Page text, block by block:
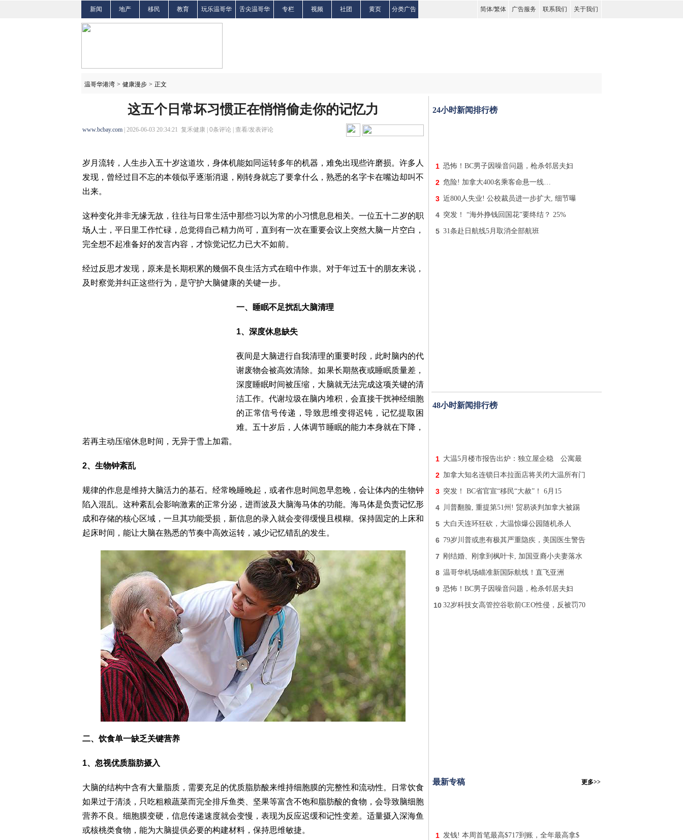
新闻 地产 移民 教育 玩乐温哥华 舌尖温哥华 专栏 视频 社团 黄页 分类广告 简体/繁体 广告服务 联系我们 关于我们
温哥华港湾 > 健康漫步 > 正文
这五个日常坏习惯正在悄悄偷走你的记忆力
www.bcbay.com | 2026-06-03 20:34:21 复禾健康 | 0条评论 | 查看/发表评论
岁月流转，人生步入五十岁这道坎，身体机能如同运转多年的机器，难免出现些许磨损。许多人
发现，曾经过目不忘的本领似乎逐渐消退，刚转身就忘了要拿什么，熟悉的名字卡在嘴边却叫不
出来。
这种变化并非无缘无故，往往与日常生活中那些习以为常的小习惯息息相关。一位五十二岁的职
场人士，平日里工作忙碌，总觉得自己精力尚可，直到有一次在重要会议上突然大脑一片空白，
完全想不起准备好的发言内容，才惊觉记忆力已大不如前。
经过反思才发现，原来是长期积累的幾個不良生活方式在暗中作祟。对于年过五十的朋友来说，
及时察觉并纠正这些行为，是守护大脑健康的关键一步。
一、睡眠不足扰乱大脑清理
1、深度休息缺失
夜间是大脑进行自我清理的重要时段，此时脑内的代
谢废物会被高效清除。如果长期熬夜或睡眠质量差，
深度睡眠时间被压缩，大脑就无法完成这项关键的清
洁工作。代谢垃圾在脑内堆积，会直接干扰神经细胞
的正常信号传递，导致思维变得迟钝，记忆提取困
难。五十岁后，人体调节睡眠的能力本身就在下降，
若再主动压缩休息时间，无异于雪上加霜。
2、生物钟紊乱
规律的作息是维持大脑活力的基石。经常晚睡晚起，或者作息时间忽早忽晚，会让体内的生物钟
陷入混乱。这种紊乱会影响激素的正常分泌，进而波及大脑海马体的功能。海马体是负责记忆形
成和存储的核心区域，一旦其功能受损，新信息的录入就会变得缓慢且模糊。保持固定的上床和
起床时间，能让大脑在熟悉的节奏中高效运转，减少记忆错乱的发生。
二、饮食单一缺乏关键营养
1、忽视优质脂肪摄入
大脑的结构中含有大量脂质，需要充足的优质脂肪酸来维持细胞膜的完整性和流动性。日常饮食
如果过于清淡，只吃粗粮蔬菜而完全排斥鱼类、坚果等富含不饱和脂肪酸的食物，会导致脑细胞
营养不良。细胞膜变硬，信息传递速度就会变慢，表现为反应迟缓和记性变差。适量摄入深海鱼
或核桃类食物，能为大脑提供必要的构建材料，保持思维敏捷。
24小时新闻排行榜
1 恐怖！BC男子因噪音问题，枪杀邻居夫妇
2 危险! 加拿大400名乘客命悬一线…
3 近800人失业! 公校裁员进一步扩大, 细节曝
4 突发！ “海外挣钱回国花”要终结？ 25%
5 31条赴日航线5月取消全部航班
48小时新闻排行榜
1 大温5月楼市报告出炉：独立屋企稳 公寓最
2 加拿大知名连锁日本拉面店将关闭大温所有门
3 突发！ BC省官宣“移民“大赦”！ 6月15
4 川普翻脸, 重提第51州! 贸易谈判加拿大被踢
5 大白天连环狂砍，大温惊爆公园随机杀人
6 79岁川普或患有极其严重隐疾，美国医生警告
7 刚结婚、刚拿到枫叶卡, 加国亚裔小夫妻落水
8 温哥华机场瞄准新国际航线！直飞亚洲
9 恐怖！BC男子因噪音问题，枪杀邻居夫妇
10 32岁科技女高管控谷歌前CEO性侵，反被罚70
最新专稿 更多>>
1 发钱! 本周首笔最高$717到账，全年最高拿$